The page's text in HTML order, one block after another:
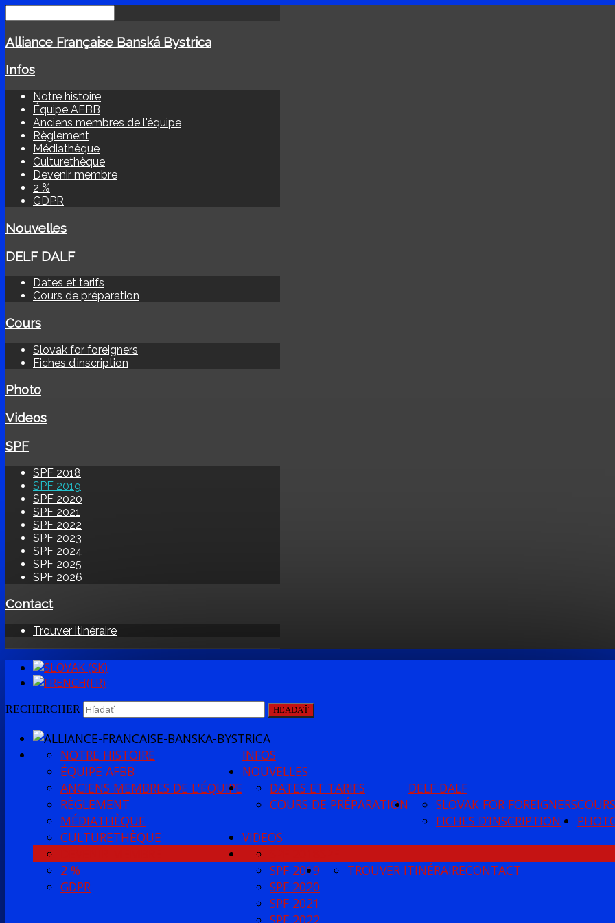
Alliance Française Banská Bystrica
Infos
Notre histoire
Équipe AFBB
Anciens membres de l'équipe
Règlement
Médiathèque
Culturethèque
Devenir membre
2 %
GDPR
Nouvelles
DELF DALF
Dates et tarifs
Cours de préparation
Cours
Slovak for foreigners
Fiches d’inscription
Photo
Videos
SPF
SPF 2018
SPF 2019
SPF 2020
SPF 2021
SPF 2022
SPF 2023
SPF 2024
SPF 2025
SPF 2026
Contact
Trouver itinéraire
RECHERCHER HĽADAŤ
INFOS
NOTRE HISTOIRE
ÉQUIPE AFBB
ANCIENS MEMBRES DE L'ÉQUIPE
RÈGLEMENT
MÉDIATHÈQUE
CULTURETHÈQUE
2 %
GDPR
NOUVELLES
DELF DALF
DATES ET TARIFS
COURS DE PRÉPARATION
COURS
SLOVAK FOR FOREIGNERS
FICHES D’INSCRIPTION
VIDEOS
SPF 2019
SPF 2020
SPF 2021
SPF 2022
CONTACT
TROUVER ITINÉRAIRE